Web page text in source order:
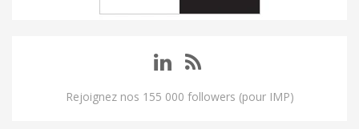
Rejoignez nos 155 000 followers (pour IMP)